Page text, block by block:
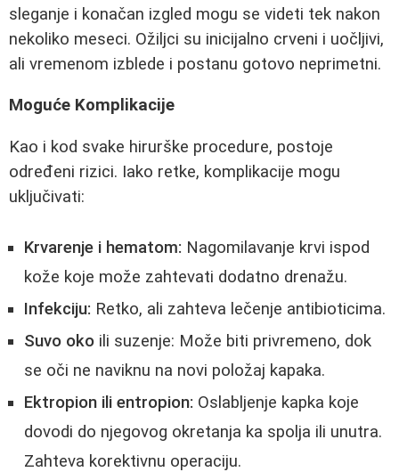
sleganje i konačan izgled mogu se videti tek nakon
nekoliko meseci. Ožiljci su inicijalno crveni i uočljivi,
ali vremenom izblede i postanu gotovo neprimetni.
Moguće Komplikacije
Kao i kod svake hirurške procedure, postoje
određeni rizici. Iako retke, komplikacije mogu
uključivati:
Krvarenje i hematom: Nagomilavanje krvi ispod
kože koje može zahtevati dodatno drenažu.
Infekciju: Retko, ali zahteva lečenje antibioticima.
Suvo oko ili suzenje: Može biti privremeno, dok
se oči ne naviknu na novi položaj kapaka.
Ektropion ili entropion: Oslabljenje kapka koje
dovodi do njegovog okretanja ka spolja ili unutra.
Zahteva korektivnu operaciju.